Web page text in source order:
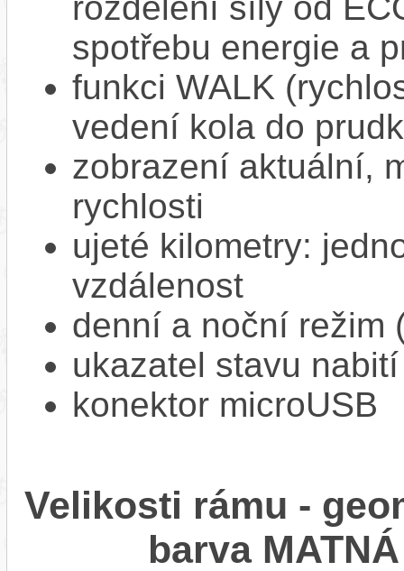
spotřebu energie a
funkci WALK
vedení kola do
zobrazení aktuální,
rychlosti
ujeté kilometry:
vzdálenost
denní a noční režim
ukazatel stavu
konektor microUSB
Velikosti rámu -
barva